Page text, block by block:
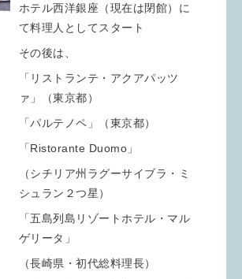
ホテル西洋銀座（現在は閉館）に
て料理人としてスタート
その後は、
「リストランテ・アクアパッツ
ァ」（東京都）
「パルテノペ」（東京都）
「Ristorante Duomo」
（シチリア州ラグーサイブラ・ミ
シュラン２つ星）
「五島列島リゾートホテル・マル
ゲリータ」
（長崎県・初代総料理長）